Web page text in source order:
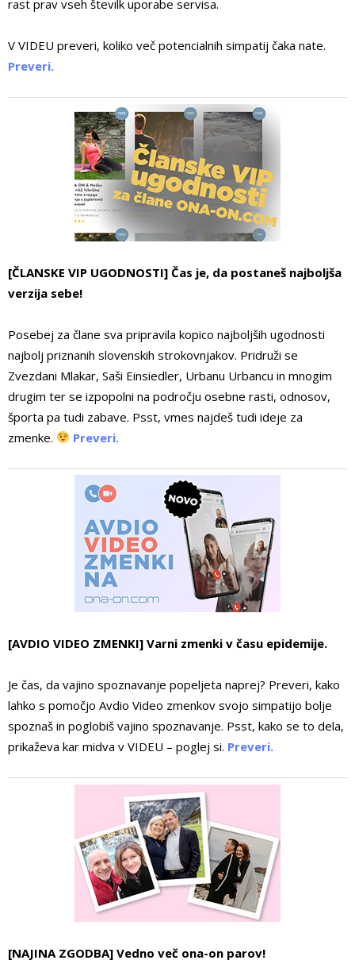
rast prav vseh številk uporabe servisa.
V VIDEU preveri, koliko več potencialnih simpatij čaka nate.
Preveri.
[ČLANSKE VIP UGODNOSTI] Čas je, da postaneš najboljša
verzija sebe!
Posebej za člane sva pripravila kopico najboljših ugodnosti
najbolj priznanih slovenskih strokovnjakov. Pridruži se
Zvezdani Mlakar, Saši Einsiedler, Urbanu Urbancu in mnogim
drugim ter se izpopolni na področju osebne rasti, odnosov,
športa pa tudi zabave. Psst, vmes najdeš tudi ideje za
zmenke.
Preveri.
[AVDIO VIDEO ZMENKI] Varni zmenki v času epidemije.
Je čas, da vajino spoznavanje popeljeta naprej? Preveri, kako
lahko s pomočjo Avdio Video zmenkov svojo simpatijo bolje
spoznaš in poglobiš vajino spoznavanje. Psst, kako se to dela,
prikaževa kar midva v VIDEU – poglej si. Preveri.
[NAJINA ZGODBA] Vedno več ona-on parov!